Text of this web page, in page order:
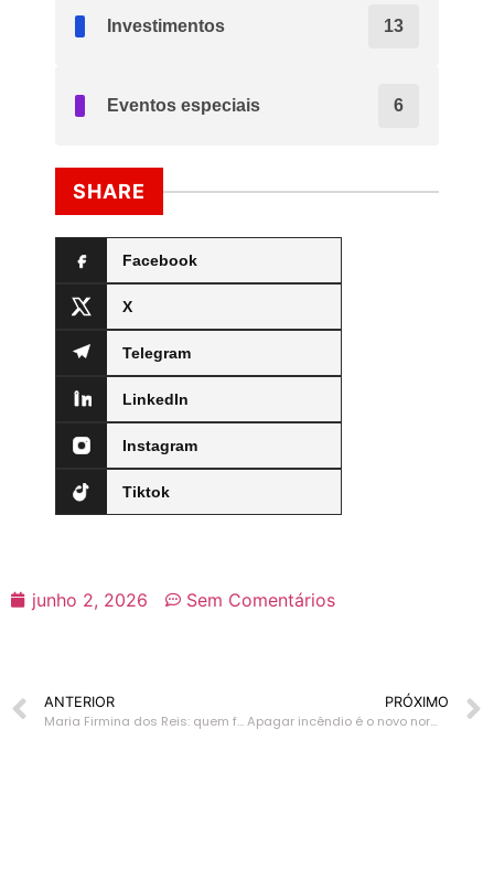
Investimentos 13
Eventos especiais 6
SHARE
Facebook
X
Telegram
LinkedIn
Instagram
Tiktok
junho 2, 2026 Sem Comentários
ANTERIOR
Maria Firmina dos Reis: quem foi e seu legado
PRÓXIMO
Apagar incêndio é o novo normal